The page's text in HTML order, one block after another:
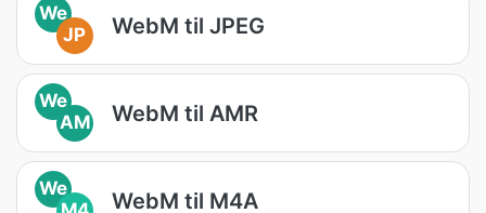
We
JP
WebM til JPEG
We
AM
WebM til AMR
We
WebM til M4A